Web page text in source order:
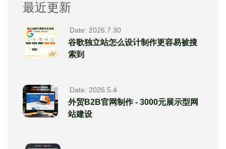
最近更新
Date: 2026.7.30
谷歌独立站怎么设计制作更容易被搜
索到
Date: 2026.5.4
外贸B2B官网制作 - 3000元展示型网
站建设